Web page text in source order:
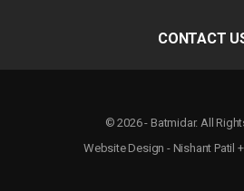
CONTACT
© 2026 - Batmidar. All
Website Design - Nishant Patil